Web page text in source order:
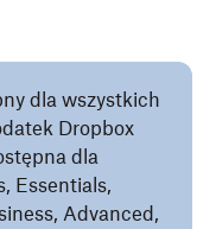
dla wszystkich
Dropbox
dla
Essentials,
Advanced,